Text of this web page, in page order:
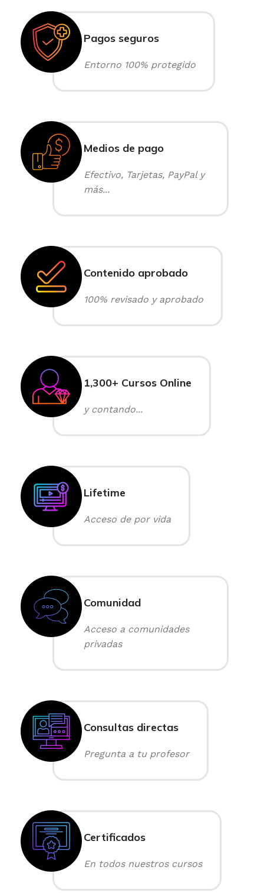
Pagos seguros
Entorno 100% protegido
Medios de pago
Efectivo, Tarjetas, PayPal y
más...
Contenido aprobado
100% revisado y aprobado
1,300+ Cursos Online
y contando...
Lifetime
Acceso de por vida
Comunidad
Acceso a comunidades
privadas
Consultas directas
Pregunta a tu profesor
Certificados
En todos nuestros cursos